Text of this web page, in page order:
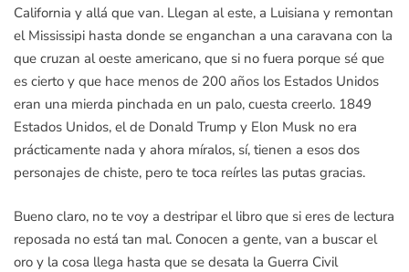
California y allá que van. Llegan al este, a Luisiana y remontan
el Mississipi hasta donde se enganchan a una caravana con la
que cruzan al oeste americano, que si no fuera porque sé que
es cierto y que hace menos de 200 años los Estados Unidos
eran una mierda pinchada en un palo, cuesta creerlo. 1849
Estados Unidos, el de Donald Trump y Elon Musk no era
prácticamente nada y ahora míralos, sí, tienen a esos dos
personajes de chiste, pero te toca reírles las putas gracias.
Bueno claro, no te voy a destripar el libro que si eres de lectura
reposada no está tan mal. Conocen a gente, van a buscar el
oro y la cosa llega hasta que se desata la Guerra Civil